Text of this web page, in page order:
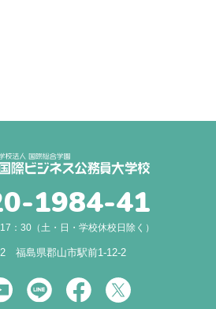
1984-41
：30（土・日・学校休校日除く）
福島県郡山市駅前1-12-2